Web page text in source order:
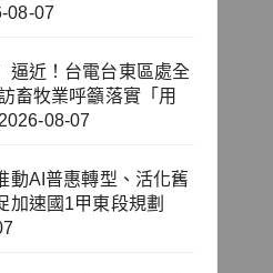
08-07
逼近！台電台東區處全
畜牧業呼籲落實「用
2026-08-07
動AI普惠轉型、活化舊
速國1甲東段規劃